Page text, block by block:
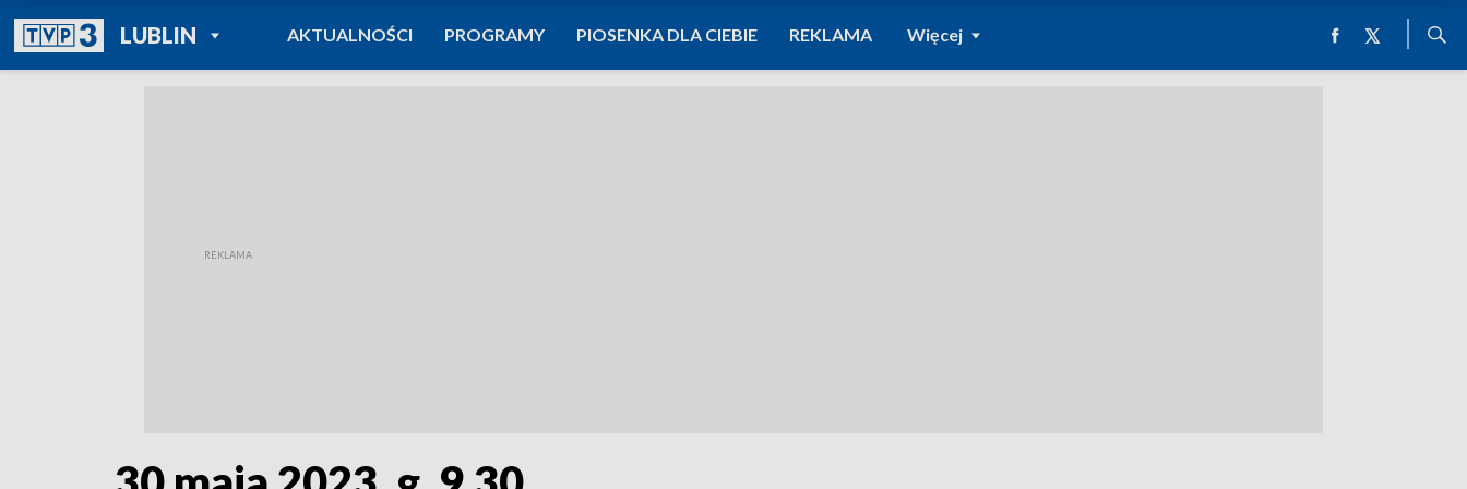
LUBLINPOWRÓT DO
TVP REGIONY
AKTUALNOŚCI PROGRAMY PIOSENKA DLA CIEBIE REKLAMA Więcej